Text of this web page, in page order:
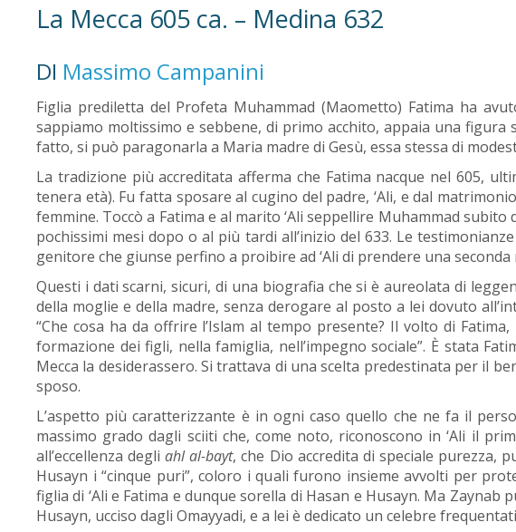
La Mecca 605 ca. – Medina 632
DI Massimo Campanini
Figlia prediletta del Profeta Muhammad (Maometto) Fatima ha
sappiamo moltissimo e sebbene, di primo acchito, appaia una
fatto, si può paragonarla a Maria madre di Gesù, essa stessa di
La tradizione più accreditata afferma che Fatima nacque nel 605,
tenera età). Fu fatta sposare al cugino del padre, ‘Ali, e dal
femmine. Toccò a Fatima e al marito ‘Ali seppellire Muhammad
pochissimi mesi dopo o al più tardi all’inizio del 633. Le
genitore che giunse perfino a proibire ad ‘Ali di prendere una
Questi i dati scarni, sicuri, di una biografia che si è aureolata di
della moglie e della madre, senza derogare al posto a lei dovuto
“Che cosa ha da offrire l’Islam al tempo presente? Il volto di
formazione dei figli, nella famiglia, nell’impegno sociale”. È stata
Mecca la desiderassero. Si trattava di una scelta predestinata per il
sposo.
L’aspetto più caratterizzante è in ogni caso quello che ne fa il
massimo grado dagli sciiti che, come noto, riconoscono in ‘Ali il
all’eccellenza degliahl al-bayt, che Dio accredita di speciale purezza,
Husayn i “cinque puri”, coloro i quali furono insieme avvolti per
figlia di ‘Ali e Fatima e dunque sorella di Hasan e Husayn. Ma
Husayn, ucciso dagli Omayyadi, e a lei è dedicato un celebre